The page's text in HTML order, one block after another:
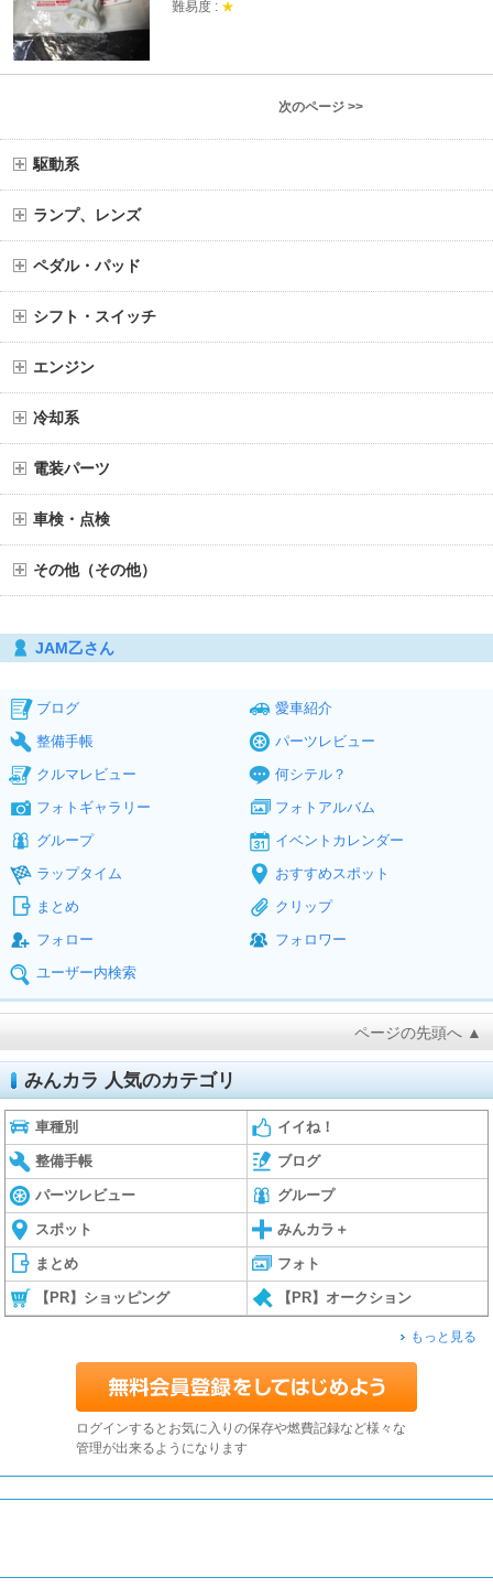
難易度 : ★
次のページ >>
駆動系
ランプ、レンズ
ペダル・パッド
シフト・スイッチ
エンジン
冷却系
電装パーツ
車検・点検
その他（その他）
JAM乙さん
ブログ
愛車紹介
整備手帳
パーツレビュー
クルマレビュー
何シテル？
フォトギャラリー
フォトアルバム
グループ
イベントカレンダー
ラップタイム
おすすめスポット
まとめ
クリップ
フォロー
フォロワー
ユーザー内検索
ページの先頭へ ▲
みんカラ 人気のカテゴリ
車種別 イイね！
整備手帳 ブログ
パーツレビュー グループ
スポット みんカラ＋
まとめ フォト
【PR】ショッピング 【PR】オークション
もっと見る
ログインするとお気に入りの保存や燃費記録など様々な
管理が出来るようになります